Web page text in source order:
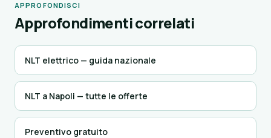
APPROFONDISCI
Approfondimenti correlati
NLT elettrico — guida nazionale
NLT a Napoli — tutte le offerte
Preventivo gratuito